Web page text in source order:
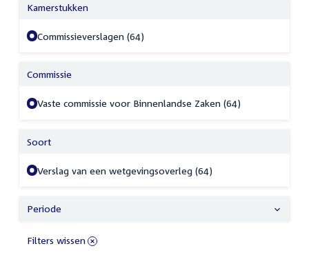
Kamerstukken
Commissieverslagen (64)
Commissie
Vaste commissie voor Binnenlandse Zaken (64)
Soort
Verslag van een wetgevingsoverleg (64)
Periode
Filters wissen